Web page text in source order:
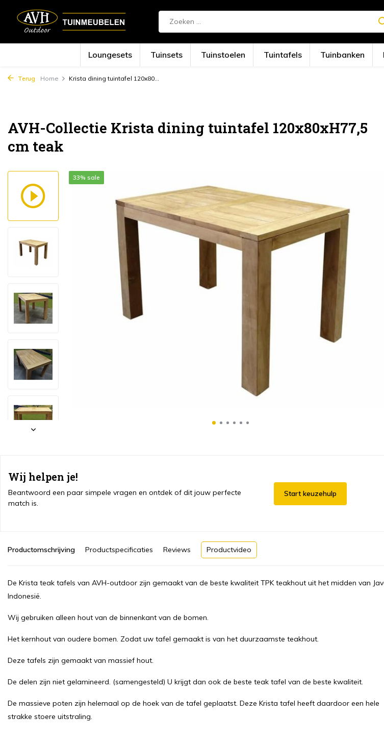
Loungesets Tuinsets Tuinstoelen Tuintafels Tuinbanken
Terug Home Krista dining tuintafel 120x80...
AVH-Collectie Krista dining tuintafel 120x80xH77,5
cm teak
33% sale
Wij helpen je!
Beantwoord een paar simpele vragen en ontdek of dit jouw perfecte
match is.
Start keuzehulp
Productomschrijving Productspecificaties Reviews Productvideo
De Krista teak tafels van AVH-outdoor zijn gemaakt van de beste kwaliteit TPK teakhout uit het midden van
Indonesië.
Wij gebruiken alleen hout van de binnenkant van de bomen.
Het kernhout van oudere bomen. Zodat uw tafel gemaakt is van het duurzaamste teakhout.
Deze tafels zijn gemaakt van massief hout.
De delen zijn niet gelamineerd. (samengesteld) U krijgt dan ook de beste teak tafel van de beste kwaliteit.
De massieve poten zijn helemaal op de hoek van de tafel geplaatst. Deze Krista tafel heeft daardoor een hele
strakke stoere uitstraling.